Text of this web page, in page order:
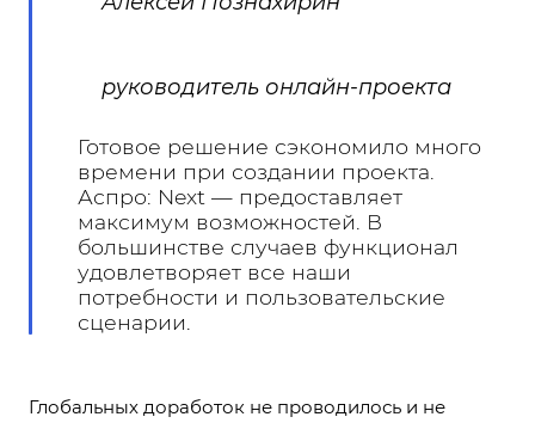
руководитель онлайн-проекта
Готовое решение сэкономило много
времени при создании проекта.
Аспро: Next — предоставляет
максимум возможностей. В
большинстве случаев функционал
удовлетворяет все наши
потребности и пользовательские
сценарии.
Глобальных доработок не проводилось и не